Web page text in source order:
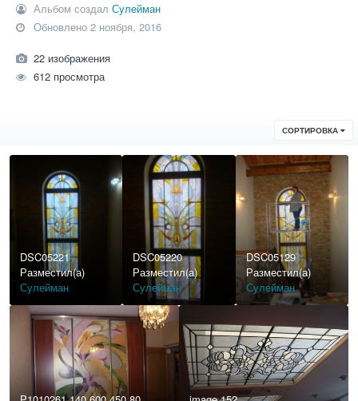
Альбом создалСулейман
Обновлено2 ноября, 2016
22 изображения
612 просмотра
СОРТИРОВКА
DSC05221
Разместил(а)
Сулейман
DSC05220
Разместил(а)
Сулейман
DSC05129
Разместил(а)
Сулейман